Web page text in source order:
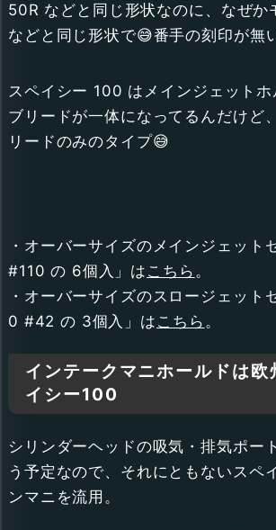
50R などと同じ形状なのに、なぜか
などと同じ形状で😅番手の刻印が無
スペイシー 100 はメインジェット
ブリードが一体になってるんだけど
リードのみのタイプ😅
・オーバーサイズのメインジェット
#110 の 6個入」は こちら 。
・オーバーサイズのスロージェッ
0 #42 の 3個入」は こちら 。
インテークマニホールドは欧
イシー100
シリンダーヘッドの吸気・排気ポー
う予定なので、それにともないスペ
ンマニを流用。